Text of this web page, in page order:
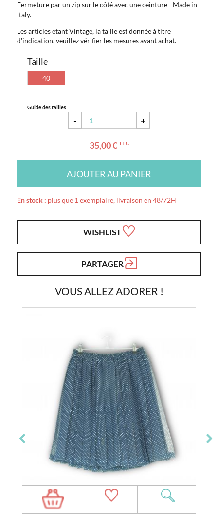
Fermeture par un zip sur le côté avec une ceinture - Made in
Italy.
Les articles étant Vintage, la taille est donnée à titre
d'indication, veuillez vérifier les mesures avant achat.
Taille
40
Guide des tailles
- +
35,00 € TTC
AJOUTER AU PANIER
En stock : plus que 1 exemplaire, livraison en 48/72H
WISHLIST
PARTAGER
VOUS ALLEZ ADORER !